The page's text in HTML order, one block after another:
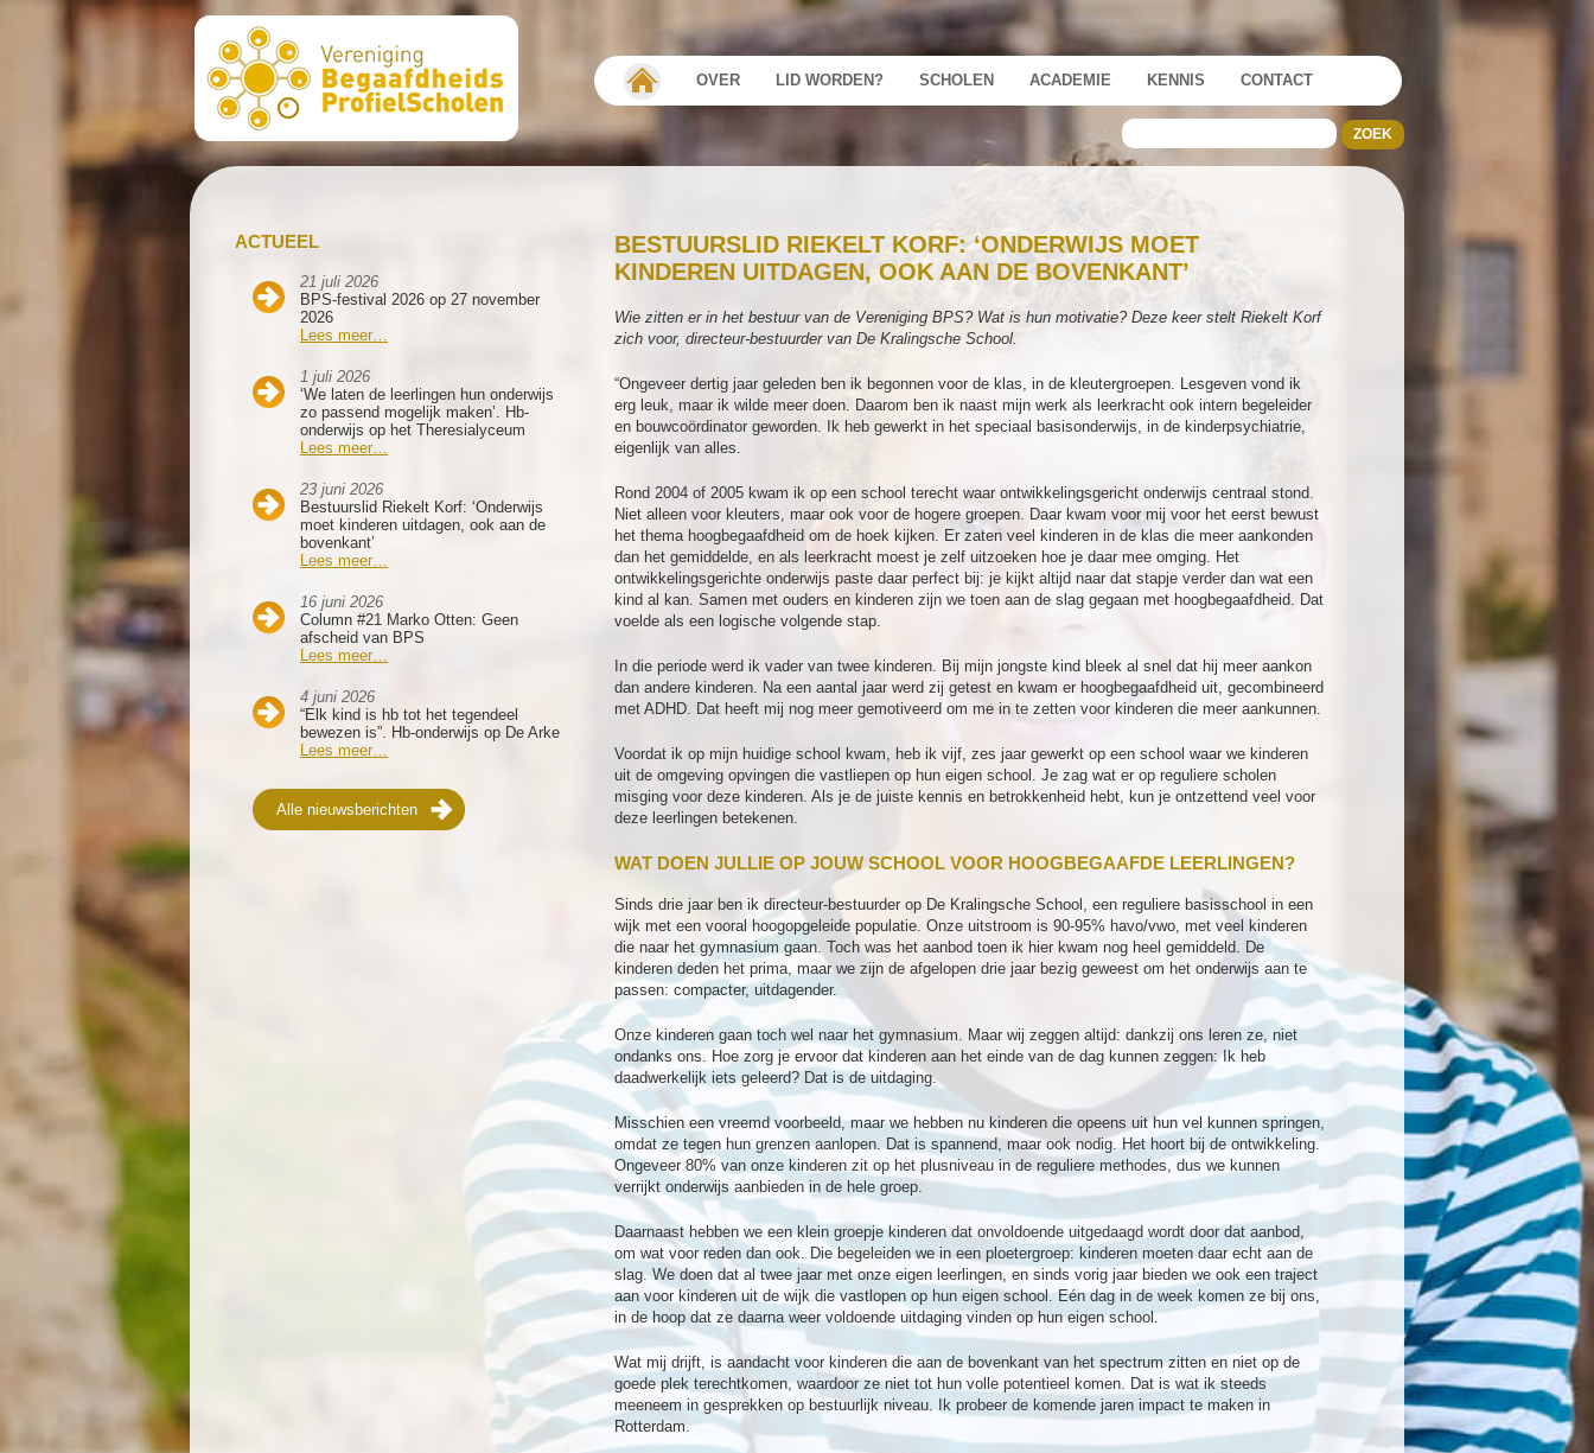
OVER LID WORDEN? SCHOLEN ACADEMIE KENNIS CONTACT
ACTUEEL
21 juli 2026
BPS-festival 2026 op 27 november
2026
Lees meer…
1 juli 2026
‘We laten de leerlingen hun onderwijs
zo passend mogelijk maken’. Hb-
onderwijs op het Theresialyceum
Lees meer…
23 juni 2026
Bestuurslid Riekelt Korf: ‘Onderwijs
moet kinderen uitdagen, ook aan de
bovenkant’
Lees meer…
16 juni 2026
Column #21 Marko Otten: Geen
afscheid van BPS
Lees meer…
4 juni 2026
“Elk kind is hb tot het tegendeel
bewezen is”. Hb-onderwijs op De Arke
Lees meer…
Alle nieuwsberichten
BESTUURSLID RIEKELT KORF: ‘ONDERWIJS MOET
KINDEREN UITDAGEN, OOK AAN DE BOVENKANT’
Wie zitten er in het bestuur van de Vereniging BPS? Wat is hun motivatie? Deze keer stelt Riekelt Korf
zich voor, directeur-bestuurder van De Kralingsche School.
“Ongeveer dertig jaar geleden ben ik begonnen voor de klas, in de kleutergroepen. Lesgeven vond ik
erg leuk, maar ik wilde meer doen. Daarom ben ik naast mijn werk als leerkracht ook intern begeleider
en bouwcoördinator geworden. Ik heb gewerkt in het speciaal basisonderwijs, in de kinderpsychiatrie,
eigenlijk van alles.
Rond 2004 of 2005 kwam ik op een school terecht waar ontwikkelingsgericht onderwijs centraal stond.
Niet alleen voor kleuters, maar ook voor de hogere groepen. Daar kwam voor mij voor het eerst bewust
het thema hoogbegaafdheid om de hoek kijken. Er zaten veel kinderen in de klas die meer aankonden
dan het gemiddelde, en als leerkracht moest je zelf uitzoeken hoe je daar mee omging. Het
ontwikkelingsgerichte onderwijs paste daar perfect bij: je kijkt altijd naar dat stapje verder dan wat een
kind al kan. Samen met ouders en kinderen zijn we toen aan de slag gegaan met hoogbegaafdheid. Dat
voelde als een logische volgende stap.
In die periode werd ik vader van twee kinderen. Bij mijn jongste kind bleek al snel dat hij meer aankon
dan andere kinderen. Na een aantal jaar werd zij getest en kwam er hoogbegaafdheid uit, gecombineerd
met ADHD. Dat heeft mij nog meer gemotiveerd om me in te zetten voor kinderen die meer aankunnen.
Voordat ik op mijn huidige school kwam, heb ik vijf, zes jaar gewerkt op een school waar we kinderen
uit de omgeving opvingen die vastliepen op hun eigen school. Je zag wat er op reguliere scholen
misging voor deze kinderen. Als je de juiste kennis en betrokkenheid hebt, kun je ontzettend veel voor
deze leerlingen betekenen.
WAT DOEN JULLIE OP JOUW SCHOOL VOOR HOOGBEGAAFDE LEERLINGEN?
Sinds drie jaar ben ik directeur-bestuurder op De Kralingsche School, een reguliere basisschool in een
wijk met een vooral hoogopgeleide populatie. Onze uitstroom is 90-95% havo/vwo, met veel kinderen
die naar het gymnasium gaan. Toch was het aanbod toen ik hier kwam nog heel gemiddeld. De
kinderen deden het prima, maar we zijn de afgelopen drie jaar bezig geweest om het onderwijs aan te
passen: compacter, uitdagender.
Onze kinderen gaan toch wel naar het gymnasium. Maar wij zeggen altijd: dankzij ons leren ze, niet
ondanks ons. Hoe zorg je ervoor dat kinderen aan het einde van de dag kunnen zeggen: Ik heb
daadwerkelijk iets geleerd? Dat is de uitdaging.
Misschien een vreemd voorbeeld, maar we hebben nu kinderen die opeens uit hun vel kunnen springen,
omdat ze tegen hun grenzen aanlopen. Dat is spannend, maar ook nodig. Het hoort bij de ontwikkeling.
Ongeveer 80% van onze kinderen zit op het plusniveau in de reguliere methodes, dus we kunnen
verrijkt onderwijs aanbieden in de hele groep.
Daarnaast hebben we een klein groepje kinderen dat onvoldoende uitgedaagd wordt door dat aanbod,
om wat voor reden dan ook. Die begeleiden we in een ploetergroep: kinderen moeten daar echt aan de
slag. We doen dat al twee jaar met onze eigen leerlingen, en sinds vorig jaar bieden we ook een traject
aan voor kinderen uit de wijk die vastlopen op hun eigen school. Eén dag in de week komen ze bij ons,
in de hoop dat ze daarna weer voldoende uitdaging vinden op hun eigen school.
Wat mij drijft, is aandacht voor kinderen die aan de bovenkant van het spectrum zitten en niet op de
goede plek terechtkomen, waardoor ze niet tot hun volle potentieel komen. Dat is wat ik steeds
meeneem in gesprekken op bestuurlijk niveau. Ik probeer de komende jaren impact te maken in
Rotterdam.